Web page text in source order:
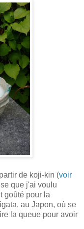
de koji-kin (voir
que j'ai voulu
goûté pour la
au Japon, où se
la queue pour avoir